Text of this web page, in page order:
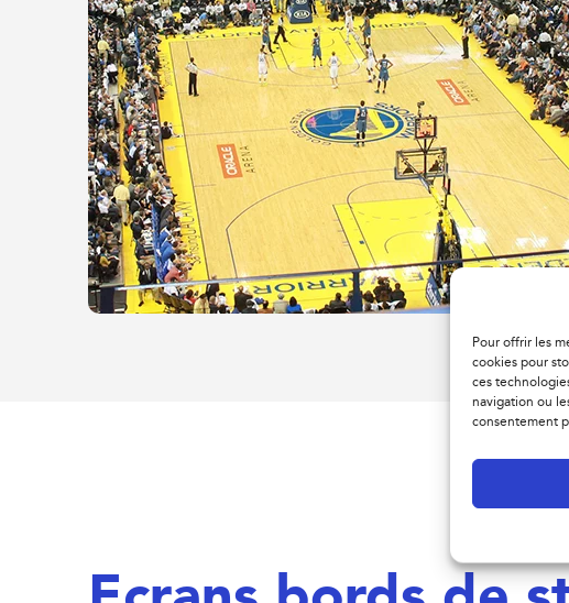
Pour offrir les
cookies pour
ces
navigation ou
consentement